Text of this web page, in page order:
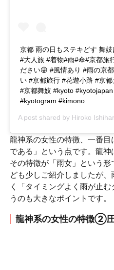
京都 雨の日もステキどす 舞
#大人旅 #着物#雨#傘#京都旅
ださい😜 #風情あり #雨の京
い #京都旅行 #花遊小路 #京
#京都舞妓 #kyoto
#kyotogram #kimono
A post shared by Hiroko
龍神系の女性の特徴、一番
である」という点です。龍神
その特徴が「雨女」という
ども少しご紹介しましたが
く「タイミングよく雨が止
うのも大きなポイントです。
龍神系の女性の特徴②